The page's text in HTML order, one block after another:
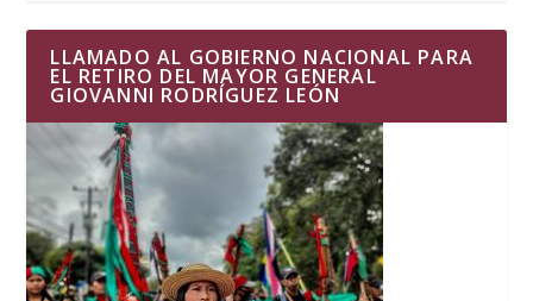
LLAMADO AL GOBIERNO NACIONAL PARA
EL RETIRO DEL MAYOR GENERAL
GIOVANNI RODRÍGUEZ LEÓN